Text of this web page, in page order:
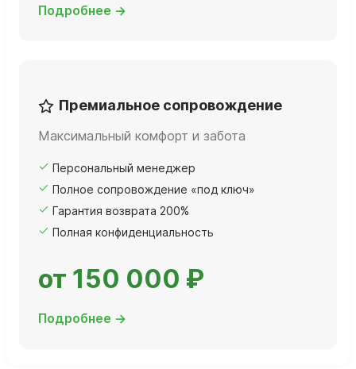
Подробнее →
Премиальное сопровождение
Максимальный комфорт и забота
Персональный менеджер
Полное сопровождение «под ключ»
Гарантия возврата 200%
Полная конфиденциальность
от 150 000 ₽
Подробнее →